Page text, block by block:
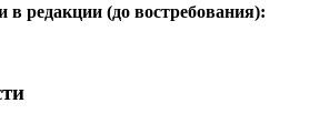
в редакции (до востребования):